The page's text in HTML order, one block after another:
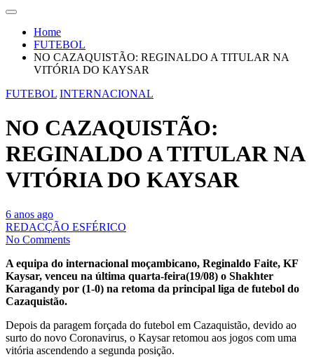
Home
FUTEBOL
NO CAZAQUISTÃO: REGINALDO A TITULAR NA
VITÓRIA DO KAYSAR
FUTEBOL INTERNACIONAL
NO CAZAQUISTÃO:
REGINALDO A TITULAR NA
VITÓRIA DO KAYSAR
6 anos ago
REDACÇÃO ESFÉRICO
No Comments
A equipa do internacional moçambicano, Reginaldo Faite, KF
Kaysar, venceu na última quarta-feira(19/08) o Shakhter
Karagandy por (1-0) na retoma da principal liga de futebol do
Cazaquistão.
Depois da paragem forçada do futebol em Cazaquistão, devido ao
surto do novo Coronavirus, o Kaysar retomou aos jogos com uma
vitória ascendendo a segunda posição.